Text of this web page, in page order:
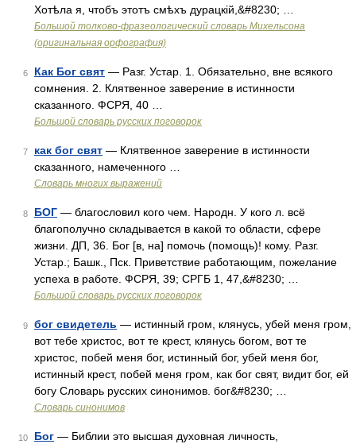
Хотѣла я, чтобъ этотъ смѣхъ дурацкій,&#8230; …
Большой толково-фразеологический словарь Михельсона
(оригинальная орфография)
6 Как Бог свят — Разг. Устар. 1. Обязательно, вне всякого
сомнения. 2. Клятвенное заверение в истинности
сказанного. ФСРЯ, 40 …
Большой словарь русских поговорок
7 как бог свят — Клятвенное заверение в истинности
сказанного, намеченного …
Словарь многих выражений
8 БОГ — благословил кого чем. Народн. У кого л. всё
благополучно складывается в какой то области, сфере
жизни. ДП, 36. Бог [в, на] помочь (помощь)! кому. Разг.
Устар.; Башк., Пск. Приветствие работающим, пожелание
успеха в работе. ФСРЯ, 39; СРГБ 1, 47,&#8230; …
Большой словарь русских поговорок
9 бог свидетель — истинный гром, клянусь, убей меня гром,
вот тебе христос, вот те крест, клянусь богом, вот те
христос, побей меня бог, истинный бог, убей меня бог,
истинный крест, побей меня гром, как бог свят, видит бог, ей
богу Словарь русских синонимов. бог&#8230; …
Словарь синонимов
10 Бог — Библии это высшая духовная личность,